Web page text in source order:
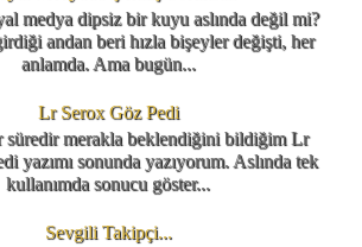
medya dipsiz bir kuyu aslında değil mi?
andan beri hızla bişeyler değişti, her
anlamda. Ama bugün...
Lr Serox Göz Pedi
süredir merakla beklendiğini bildiğim Lr
yazımı sonunda yazıyorum. Aslında tek
kullanımda sonucu göster...
Sevgili Takipçi...